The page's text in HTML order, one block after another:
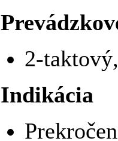
2-
Indikácia